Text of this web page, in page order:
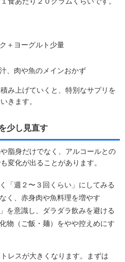
＋ヨーグルト少量
、肉や魚のメインおかず
み上げていくと、特別なサプリを
きます。
少し見直す
脂身だけでなく、アルコールとの
変化が出ることがあります。
「週２〜３回くらい」にしてみる
く、赤身肉や魚料理を増やす
を意識し、ダラダラ飲みを避ける
物（ご飯・麺）をやや控えめにす
レスが大きくなります。まずは